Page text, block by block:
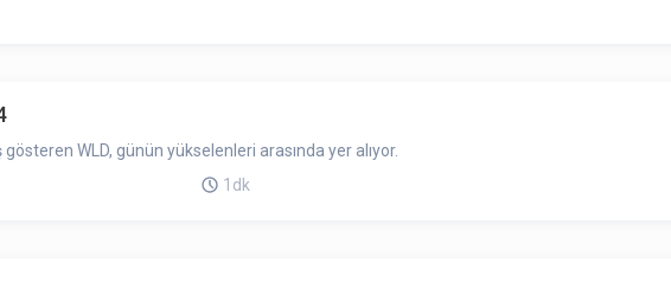
WLD, günün yükselenleri arasında yer alıyor.
1dk